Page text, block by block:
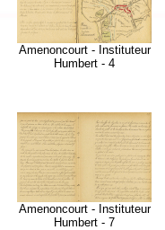
Amenoncourt - Instituteur
Humbert - 4
Amenoncourt - Instituteur
Humbert - 7